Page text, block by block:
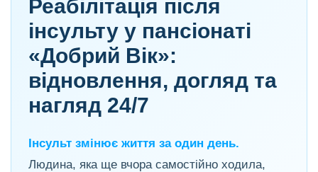
Реабілітація після
інсульту у пансіонаті
«Добрий Вік»:
відновлення, догляд та
нагляд 24/7
Інсульт змінює життя за один день.
Людина, яка ще вчора самостійно ходила,